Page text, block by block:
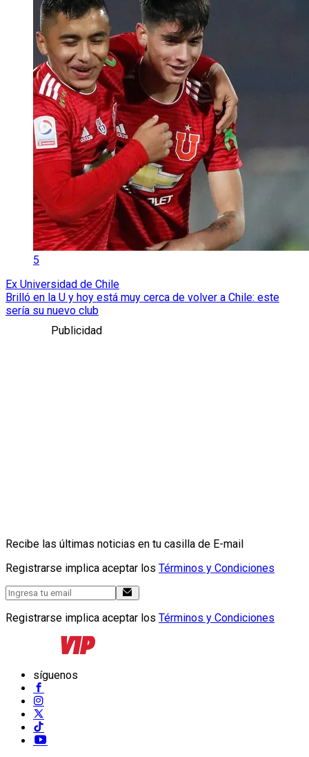
5
Ex Universidad de Chile
Brilló en la U y hoy está muy cerca de volver a Chile: este
sería su nuevo club
Publicidad
Recibe las últimas noticias en tu casilla de E-mail
Registrarse implica aceptar los Términos y Condiciones
Registrarse implica aceptar los Términos y Condiciones
síguenos